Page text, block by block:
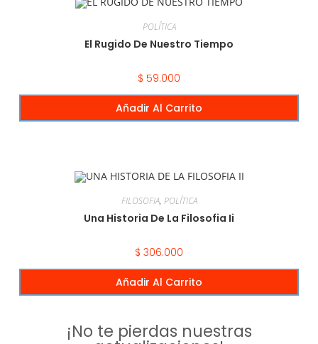
POLÍTICA
El Rugido De Nuestro Tiempo
$ 59.000
Añadir Al Carrito
FILOSOFIA, POLÍTICA
Una Historia De La Filosofia Ii
$ 306.000
Añadir Al Carrito
¡No te pierdas nuestras